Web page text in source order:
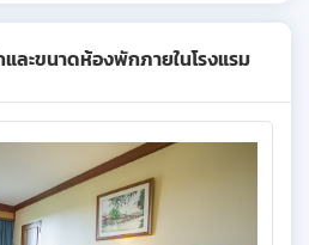
ละขนาดห้องพักภายในโรงแรม